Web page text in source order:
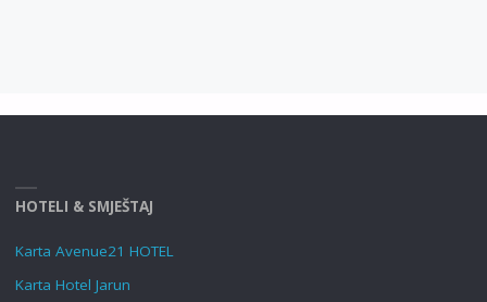
HOTELI & SMJEŠTAJ
Karta Avenue21 HOTEL
Karta Hotel Jarun